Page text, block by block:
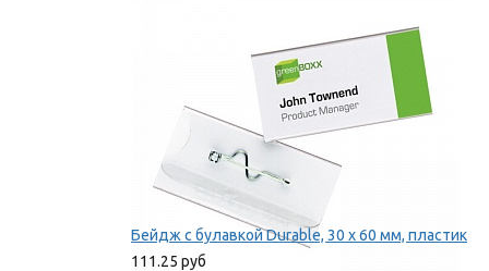
Бейдж с булавкой Durable, 30 х 60 мм, пластик
111.25 руб